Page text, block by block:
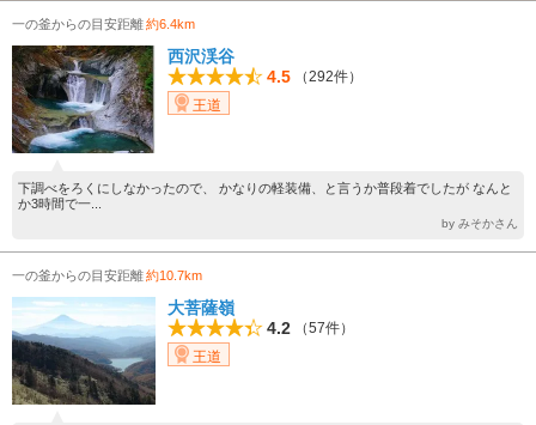
一の釜からの目安距離約6.4km
西沢渓谷
4.5
（292件）
王道
下調べをろくにしなかったので、 かなりの軽装備、と言うか普段着でしたが なんと
か3時間で一...
by みそかさん
一の釜からの目安距離約10.7km
大菩薩嶺
4.2
（57件）
王道